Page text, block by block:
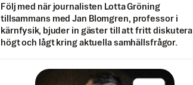
Följ med när journalisten Lotta Gröning
tillsammans med Jan Blomgren, professor i
kärnfysik, bjuder in gäster till att fritt diskutera
högt och lågt kring aktuella samhällsfrågor.